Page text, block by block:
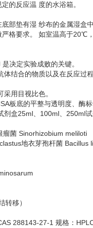
的反应温 度的水浴箱。
部垫有湿 纱布的金属湿盒
格要求。 如室温高于20℃
决定实验成败的关键。
结合的物质以及在反应过
用目视比色。
板底的平整与透明度、酶
剂盒25ml、100ml、250ml
瘤菌 Sinorhizobium meliloti
地衣芽孢杆菌 Bacillus
转移）
288143-27-1 规格：